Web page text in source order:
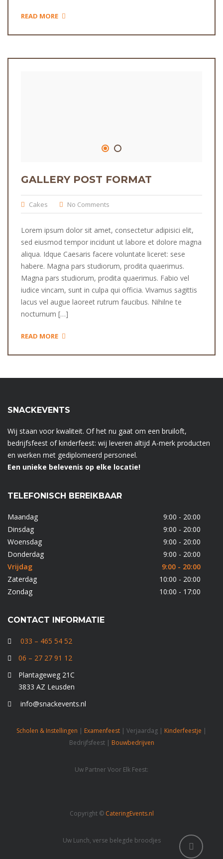
READ MORE
GALLERY POST FORMAT
Cakes No Comments
Lorem ipsum dolor sit amet, consectetur adipisici elit,
sed eiusmod tempor incidunt ut labore et dolore magna
aliqua. Idque Caesaris facere voluntate liceret: sese
habere. Magna pars studiorum, prodita quaerimus.
Magna pars studiorum, prodita quaerimus. Fabio vel
iudice vincam, sunt in culpa qui officia. Vivamus sagittis
lacus vel augue laoreet rutrum faucibus. Nihilne te
nocturnum […]
READ MORE
SNACKEVENTS
Wij staan voor kwaliteit. Of het nu gaat om een bruiloft,
bedrijfsfeest of kinderfeest: wij leveren altijd A-merk producten
en werken met gediplomeerd personeel.
Een unieke belevenis op elke locatie!
TELEFONISCH BEREIKBAAR
Maandag
9:00 - 20:00
Dinsdag
9:00 - 20:00
Woensdag
9:00 - 20:00
Donderdag
9:00 - 20:00
Vrijdag
9:00 - 20:00
Zaterdag
10:00 - 20:00
Zondag
10:00 - 17:00
CONTACT INFORMATIE
033 – 465 54 52
06 – 27 27 91 12
Plantageweg 21C
3833 AZ Leusden
info@snackevents.nl
Scholen & Instellingen | Examenfeest | Verjaardag | Kinderfeestje |
Bedrijfsfeest | Bouwbedrijven
Uw Partner Voor Elk Feest:
Copyright © CateringEvents.nl
Uw Lunch, verse belegde broodjes